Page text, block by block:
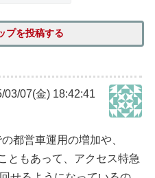
プを投稿する
03/07(金) 18:42:41
都営車運用の増加や、
ともあって、アクセス特急